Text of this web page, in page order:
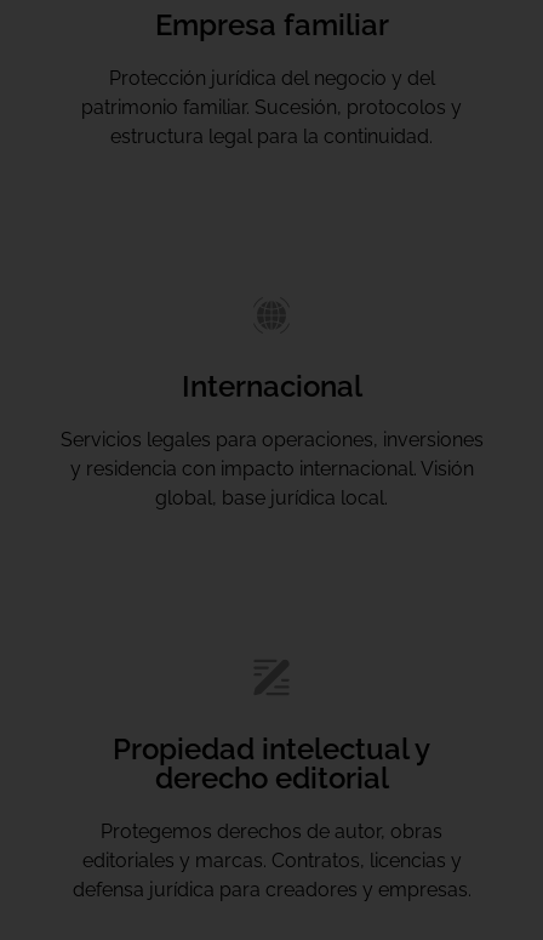
Empresa familiar
Protección jurídica del negocio y del
patrimonio familiar. Sucesión, protocolos y
estructura legal para la continuidad.
Internacional
Servicios legales para operaciones, inversiones
y residencia con impacto internacional. Visión
global, base jurídica local.
Propiedad intelectual y
derecho editorial
Protegemos derechos de autor, obras
editoriales y marcas. Contratos, licencias y
defensa jurídica para creadores y empresas.